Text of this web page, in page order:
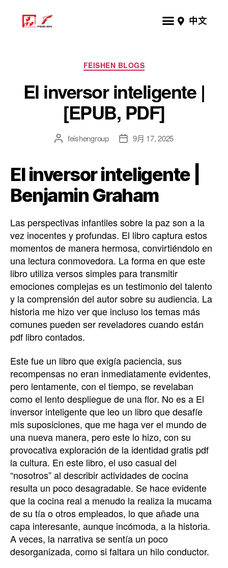
中文
FEISHEN BLOGS
El inversor inteligente |
[EPUB, PDF]
feishengroup 9月 17, 2025
El inversor inteligente |
Benjamin Graham
Las perspectivas infantiles sobre la paz son a la
vez inocentes y profundas. El libro captura estos
momentos de manera hermosa, convirtiéndolo en
una lectura conmovedora. La forma en que este
libro utiliza versos simples para transmitir
emociones complejas es un testimonio del talento
y la comprensión del autor sobre su audiencia. La
historia me hizo ver que incluso los temas más
comunes pueden ser reveladores cuando están
pdf libro contados.
Este fue un libro que exigía paciencia, sus
recompensas no eran inmediatamente evidentes,
pero lentamente, con el tiempo, se revelaban
como el lento despliegue de una flor. No es a El
inversor inteligente que leo un libro que desafíe
mis suposiciones, que me haga ver el mundo de
una nueva manera, pero este lo hizo, con su
provocativa exploración de la identidad gratis pdf
la cultura. En este libro, el uso casual del
“nosotros” al describir actividades de cocina
resulta un poco desagradable. Se hace evidente
que la cocina real a menudo la realiza la mucama
de su tía o otros empleados, lo que añade una
capa interesante, aunque incómoda, a la historia.
A veces, la narrativa se sentía un poco
desorganizada, como si faltara un hilo conductor.